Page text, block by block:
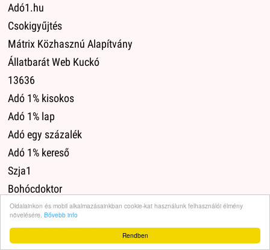
Rendben
Oldalainkon és mobil alkalmazásainkban cookie-kat használunk felhasználói élmény
növelésére. Bővebb info
Adó1.hu
Csokigyűjtés
Mátrix Közhasznú Alapítvány
Állatbarát Web Kuckó
13636
Adó 1% kisokos
Adó 1% lap
Adó egy százalék
Adó 1% kereső
Szja1
Bohócdoktor
Szja 1+1
Üvegbetét díj adomány